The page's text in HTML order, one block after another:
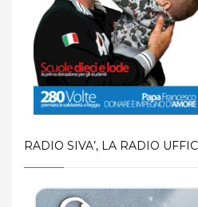
RADIO SIVA’, LA RADIO